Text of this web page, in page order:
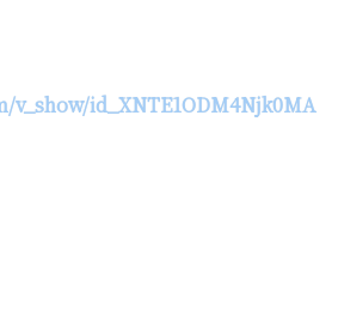
v_show/id_XNTE1ODM4Njk0MA